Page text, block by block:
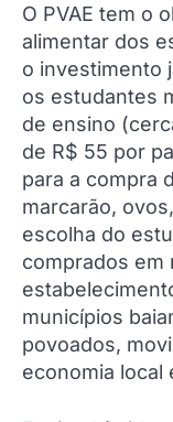
O PVAE tem o
alimentar dos
o investimento
os estudantes
de ensino
de R$ 55 por
para a compra
marcarão,
escolha do
comprados em
municípios
povoados,
economia local